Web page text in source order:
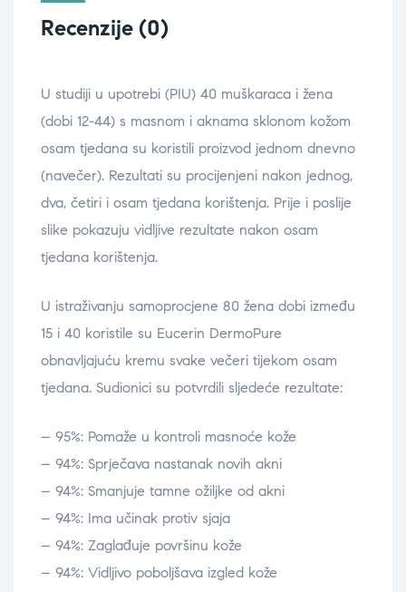
Recenzije (0)
U studiji u upotrebi (PIU) 40 muškaraca i žena
(dobi 12-44) s masnom i aknama sklonom kožom
osam tjedana su koristili proizvod jednom dnevno
(navečer). Rezultati su procijenjeni nakon jednog,
dva, četiri i osam tjedana korištenja. Prije i poslije
slike pokazuju vidljive rezultate nakon osam
tjedana korištenja.
U istraživanju samoprocjene 80 žena dobi između
15 i 40 koristile su Eucerin DermoPure
obnavljajuću kremu svake večeri tijekom osam
tjedana. Sudionici su potvrdili sljedeće rezultate:
– 95%: Pomaže u kontroli masnoće kože
– 94%: Sprječava nastanak novih akni
– 94%: Smanjuje tamne ožiljke od akni
– 94%: Ima učinak protiv sjaja
– 94%: Zaglađuje površinu kože
– 94%: Vidljivo poboljšava izgled kože